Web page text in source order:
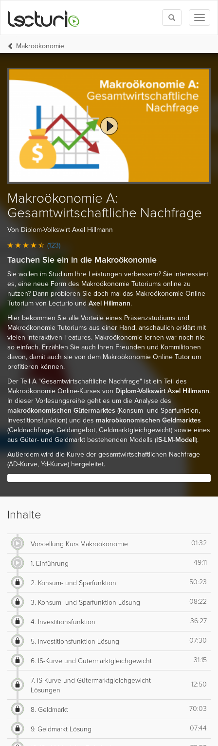
Toggle
search
Makroökonomie
Makroökonomie A:
Gesamtwirtschaftliche Nachfrage
Von Diplom-Volkswirt Axel Hillmann
(123)
Tauchen Sie ein in die Makroökonomie
Sie wollen im Studium Ihre Leistungen verbessern? Sie interessiert
es, eine neue Form des Makroökonomie Tutoriums online zu
nutzen? Dann probieren Sie doch mal das Makroökonomie Online
Tutorium von Lecturio und Axel Hillmann.
Hier bekommen Sie alle Vorteile eines Präsenzstudiums und
Makroökonomie Tutoriums aus einer Hand, anschaulich erklärt mit
vielen interaktiven Features. Makroökonomie lernen war noch nie
so einfach. Erzählen Sie auch Ihren Freunden und Kommilitonen
davon, damit auch sie von dem Makroökonomie Online Tutorium
profitieren können.
Der Teil A "Gesamtwirtschaftliche Nachfrage" ist ein Teil des
Makroökonomie Online-Kurses von Diplom-Volkswirt Axel Hillmann.
In dieser Vorlesungsreihe geht es um die Analyse des
makroökonomischen Gütermarktes (Konsum- und Sparfunktion,
Investitionsfunktion) und des makroökonomischen Geldmarktes
(Geldnachfrage, Geldangebot, Geldmarktgleichgewicht) sowie eines
aus Güter- und Geldmarkt bestehenden Modells (IS-LM-Modell).
Außerdem wird die Kurve der gesamtwirtschaftlichen Nachfrage
(AD-Kurve, Yd-Kurve) hergeleitet.
Inhalte
Vorstellung Kurs Makroökonomie 01:32
1. Einführung 49:11
2. Konsum- und Sparfunktion 50:23
3. Konsum- und Sparfunktion Lösung 08:22
4. Investitionsfunktion 36:27
5. Investitionsfunktion Lösung 07:30
6. IS-Kurve und Gütermarktgleichgewicht 31:15
7. IS-Kurve und Gütermarktgleichgewicht
Lösungen
12:50
8. Geldmarkt 70:03
9. Geldmarkt Lösung 07:44